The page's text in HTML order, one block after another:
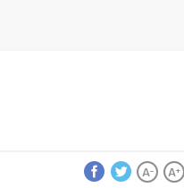
A+
A-